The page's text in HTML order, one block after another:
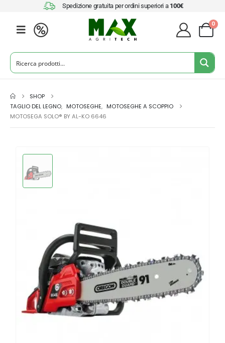
Spedizione gratuita per ordini superiori a 100€
0
SHOP
TAGLIO DEL LEGNO, MOTOSEGHE, MOTOSEGHE A SCOPPIO
MOTOSEGA SOLO® BY AL-KO 6646